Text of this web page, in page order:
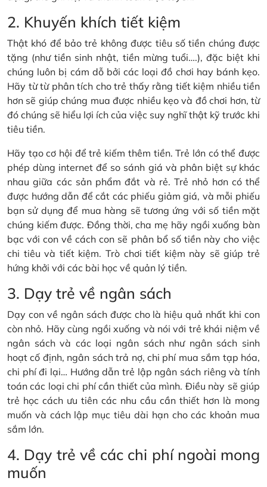
2. Khuyến khích tiết kiệm
Thật khó để bảo trẻ không được tiêu số tiền chúng được
tặng (như tiền sinh nhật, tiền mừng tuổi….), đặc biệt khi
chúng luôn bị cám dỗ bởi các loại đồ chơi hay bánh kẹo.
Hãy từ từ phân tích cho trẻ thấy rằng tiết kiệm nhiều tiền
hơn sẽ giúp chúng mua được nhiều kẹo và đồ chơi hơn, từ
đó chúng sẽ hiểu lợi ích của việc suy nghĩ thật kỹ trước khi
tiêu tiền.
Hãy tạo cơ hội để trẻ kiếm thêm tiền. Trẻ lớn có thể được
phép dùng internet để so sánh giá và phân biệt sự khác
nhau giữa các sản phẩm đắt và rẻ. Trẻ nhỏ hơn có thể
được hướng dẫn để cắt các phiếu giảm giá, và mỗi phiếu
bạn sử dụng để mua hàng sẽ tương ứng với số tiền mặt
chúng kiếm được. Đồng thời, cha mẹ hãy ngồi xuống bàn
bạc với con về cách con sẽ phân bổ số tiền này cho việc
chi tiêu và tiết kiệm. Trò chơi tiết kiệm này sẽ giúp trẻ
hứng khởi với các bài học về quản lý tiền.
3. Dạy trẻ về ngân sách
Dạy con về ngân sách được cho là hiệu quả nhất khi con
còn nhỏ. Hãy cùng ngồi xuống và nói với trẻ khái niệm về
ngân sách và các loại ngân sách như ngân sách sinh
hoạt cố định, ngân sách trả nợ, chi phí mua sắm tạp hóa,
chi phí đi lại… Hướng dẫn trẻ lập ngân sách riêng và tính
toán các loại chi phí cần thiết của mình. Điều này sẽ giúp
trẻ học cách ưu tiên các nhu cầu cần thiết hơn là mong
muốn và cách lập mục tiêu dài hạn cho các khoản mua
sắm lớn.
4. Dạy trẻ về các chi phí ngoài mong
muốn